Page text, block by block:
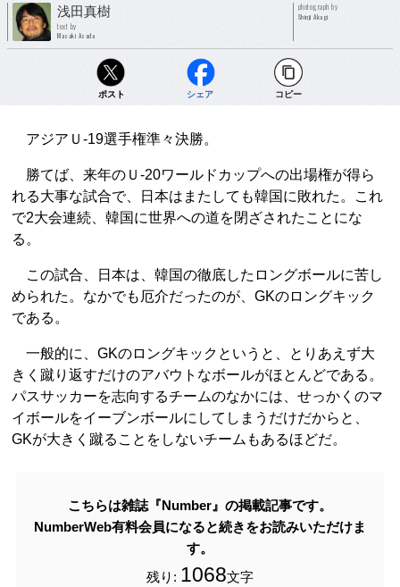
浅田真樹
text by
Masaki Asada
photograph by
Shinji Akagi
ポスト シェア コピー
アジアＵ-19選手権準々決勝。
勝てば、来年のＵ-20ワールドカップへの出場権が得ら
れる大事な試合で、日本はまたしても韓国に敗れた。これ
で2大会連続、韓国に世界への道を閉ざされたことにな
る。
この試合、日本は、韓国の徹底したロングボールに苦し
められた。なかでも厄介だったのが、GKのロングキック
である。
一般的に、GKのロングキックというと、とりあえず大
きく蹴り返すだけのアバウトなボールがほとんどである。
パスサッカーを志向するチームのなかには、せっかくのマ
イボールをイーブンボールにしてしまうだけだからと、
GKが大きく蹴ることをしないチームもあるほどだ。
こちらは雑誌『Number』の掲載記事です。
NumberWeb有料会員になると続きをお読みいただけま
す。
残り: 1068文字